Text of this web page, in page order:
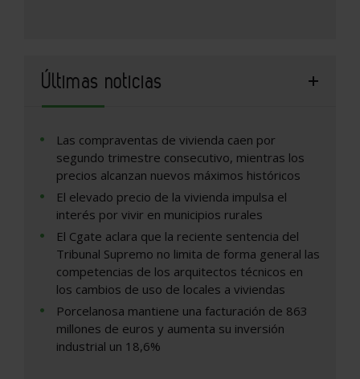
Últimas noticias
Las compraventas de vivienda caen por
segundo trimestre consecutivo, mientras los
precios alcanzan nuevos máximos históricos
El elevado precio de la vivienda impulsa el
interés por vivir en municipios rurales
El Cgate aclara que la reciente sentencia del
Tribunal Supremo no limita de forma general las
competencias de los arquitectos técnicos en
los cambios de uso de locales a viviendas
Porcelanosa mantiene una facturación de 863
millones de euros y aumenta su inversión
industrial un 18,6%